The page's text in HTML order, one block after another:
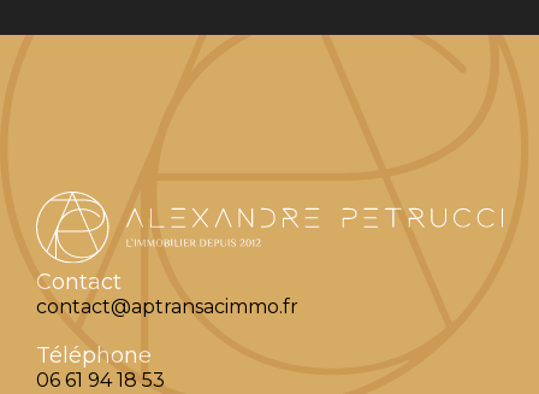
Contact
contact@aptransacimmo.fr
Téléphone
06 61 94 18 53